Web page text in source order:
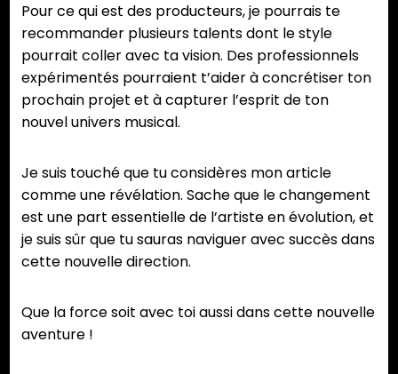
Pour ce qui est des producteurs, je pourrais te
recommander plusieurs talents dont le style
pourrait coller avec ta vision. Des professionnels
expérimentés pourraient t’aider à concrétiser ton
prochain projet et à capturer l’esprit de ton
nouvel univers musical.
Je suis touché que tu considères mon article
comme une révélation. Sache que le changement
est une part essentielle de l’artiste en évolution, et
je suis sûr que tu sauras naviguer avec succès dans
cette nouvelle direction.
Que la force soit avec toi aussi dans cette nouvelle
aventure !